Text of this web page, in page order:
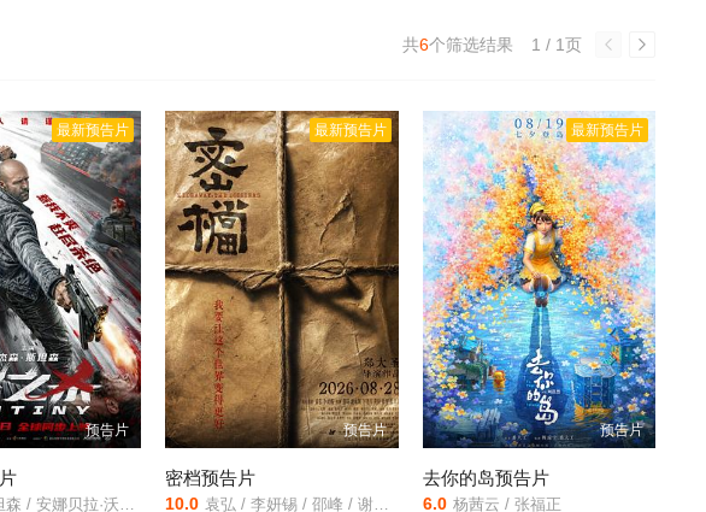
1 / 1页
共6个筛选结果
最新预告片
预告片
斯特 / 罗兰·默勒 / 钱尼尔·库勒 / 李·查尔斯 / 汤姆·克里斯蒂安 / 杰森·王 / 史蒂文·布拉德斯 / 本·卡特赖特 / 露米·萨顿
最新预告片
预告片
密档预告片
10.0 袁弘 / 李妍锡 / 邵峰 / 谢承颖 / 李晓川 / 黄龄 / 徐祥 / 张羽霖
最新预告片
预告片
去你的岛预告片
6.0 杨茜云 / 张福正